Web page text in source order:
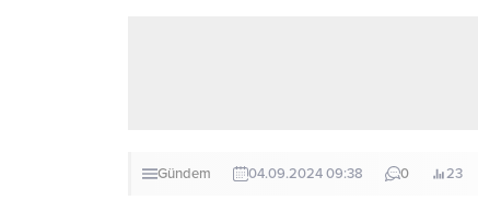
Gündem 04.09.2024 09:38 0 23